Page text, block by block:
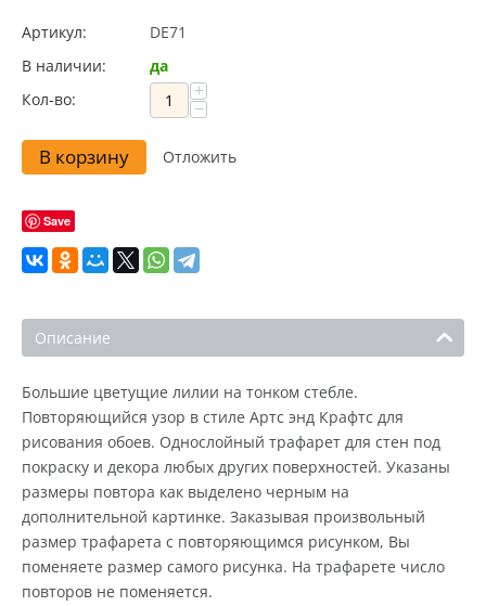
Артикул:
DE71
В наличии:
да
Кол-во:
+
−
В корзину Отложить
Save
Описание
Большие цветущие лилии на тонком стебле.
Повторяющийся узор в стиле Артс энд Крафтс для
рисования обоев. Однослойный трафарет для стен под
покраску и декора любых других поверхностей. Указаны
размеры повтора как выделено черным на
дополнительной картинке. Заказывая произвольный
размер трафарета с повторяющимся рисунком, Вы
поменяете размер самого рисунка. На трафарете число
повторов не поменяется.